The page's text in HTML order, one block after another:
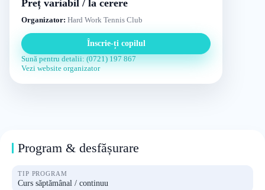
Preț variabil / la cerere
Organizator: Hard Work Tennis Club
Înscrie-ți copilul
Sună pentru detalii: (0721) 197 867
Vezi website organizator
Program & desfășurare
TIP PROGRAM
Curs săptămânal / continuu